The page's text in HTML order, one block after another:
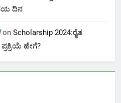
ದಿನ
on Scholarship 2024:ರೈತ
ಹೇಗೆ?